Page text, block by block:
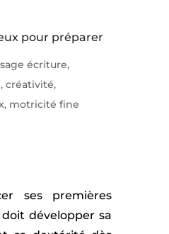
pour préparer
écriture,
, créativité,
, motricité fine
ses premières
développer sa